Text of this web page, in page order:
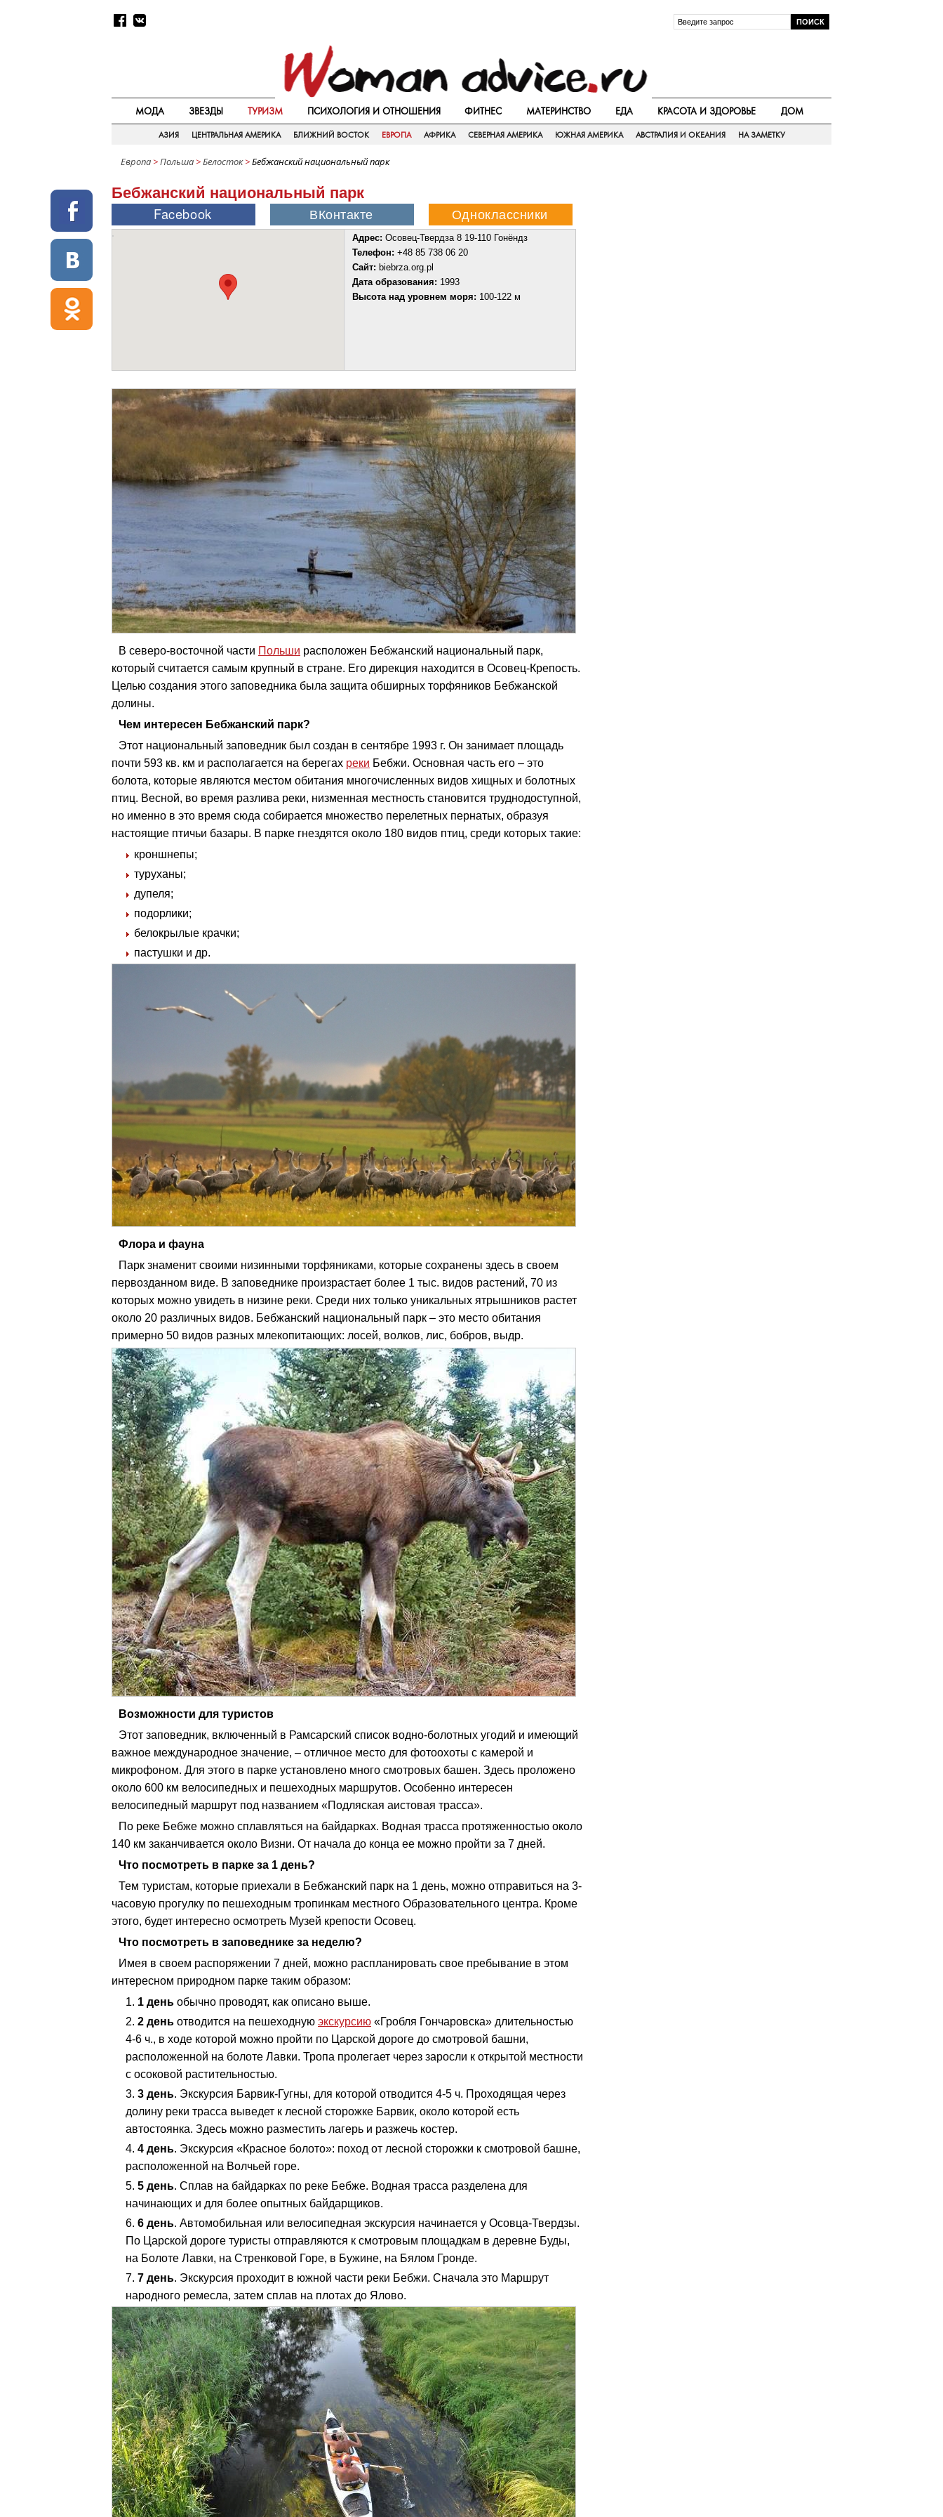
МОДА ЗВЕЗДЫ ТУРИЗМ ПСИХОЛОГИЯ И ОТНОШЕНИЯ ФИТНЕС МАТЕРИНСТВО ЕДА КРАСОТА И ЗДОРОВЬЕ ДОМ
АЗИЯ ЦЕНТРАЛЬНАЯ АМЕРИКА БЛИЖНИЙ ВОСТОК ЕВРОПА АФРИКА СЕВЕРНАЯ АМЕРИКА ЮЖНАЯ АМЕРИКА АВСТРАЛИЯ И ОКЕАНИЯ НА ЗАМЕТКУ
Европа >Польша >Белосток>Бебжанский национальный парк
Бебжанский национальный парк
Адрес: Ocовец-Твердза 8 19-110 Гонёндз
Телефон: +48 85 738 06 20
Сайт: biebrza.org.pl
Дата образования: 1993
Высота над уровнем моря: 100-122 м
В северо-восточной части Польши расположен Бебжанский национальный парк,
который считается самым крупный в стране. Его дирекция находится в Осовец-Крепость.
Целью создания этого заповедника была защита обширных торфяников Бебжанской
долины.
Чем интересен Бебжанский парк?
Этот национальный заповедник был создан в сентябре 1993 г. Он занимает площадь
почти 593 кв. км и располагается на берегах реки Бебжи. Основная часть его – это
болота, которые являются местом обитания многочисленных видов хищных и болотных
птиц. Весной, во время разлива реки, низменная местность становится труднодоступной,
но именно в это время сюда собирается множество перелетных пернатых, образуя
настоящие птичьи базары. В парке гнездятся около 180 видов птиц, среди которых такие:
кроншнепы;
туруханы;
дупеля;
подорлики;
белокрылые крачки;
пастушки и др.
Флора и фауна
Парк знаменит своими низинными торфяниками, которые сохранены здесь в своем
первозданном виде. В заповеднике произрастает более 1 тыс. видов растений, 70 из
которых можно увидеть в низине реки. Среди них только уникальных ятрышников растет
около 20 различных видов. Бебжанский национальный парк – это место обитания
примерно 50 видов разных млекопитающих: лосей, волков, лис, бобров, выдр.
Возможности для туристов
Этот заповедник, включенный в Рамсарский список водно-болотных угодий и имеющий
важное международное значение, – отличное место для фотоохоты c камерой и
микрофоном. Для этого в парке установлено много смотровых башен. Здесь проложено
около 600 км велосипедных и пешеходных маршрутов. Особенно интересен
велосипедный маршрут под названием «Подляская аистовая трасса».
По реке Бебже можно сплавляться на байдарках. Водная трасса протяженностью около
140 км заканчивается около Визни. От начала до конца ее можно пройти за 7 дней.
Что посмотреть в парке за 1 день?
Тем туристам, которые приехали в Бебжанский парк на 1 день, можно отправиться на 3-
часовую прогулку по пешеходным тропинкам местного Образовательного центра. Кроме
этого, будет интересно осмотреть Музей крепости Осовец.
Что посмотреть в заповеднике за неделю?
Имея в своем распоряжении 7 дней, можно распланировать свое пребывание в этом
интересном природном парке таким образом:
1 день обычно проводят, как описано выше.
2 день отводится на пешеходную экскурсию «Гробля Гончаровска» длительностью
4-6 ч., в ходе которой можно пройти по Царской дороге до смотровой башни,
расположенной на болоте Лавки. Тропа пролегает через заросли к открытой местности
с осоковой растительностью.
3 день. Экскурсия Барвик-Гугны, для которой отводится 4-5 ч. Проходящая через
долину реки трасса выведет к лесной сторожке Барвик, около которой есть
автостоянка. Здесь можно разместить лагерь и разжечь костер.
4 день. Экскурсия «Красное болото»: поход от лесной сторожки к смотровой башне,
расположенной на Волчьей горе.
5 день. Сплав на байдарках по реке Бебже. Водная трасса разделена для
начинающих и для более опытных байдарщиков.
6 день. Автомобильная или велосипедная экскурсия начинается у Oсовца-Твердзы.
По Царской дороге туристы отправляются к смотровым площадкам в деревне Буды,
на Болоте Лавки, на Стренковой Горе, в Бужине, на Бялом Гронде.
7 день. Экскурсия проходит в южной части реки Бебжи. Сначала это Маршрут
народного ремесла, затем сплав на плотах до Ялово.